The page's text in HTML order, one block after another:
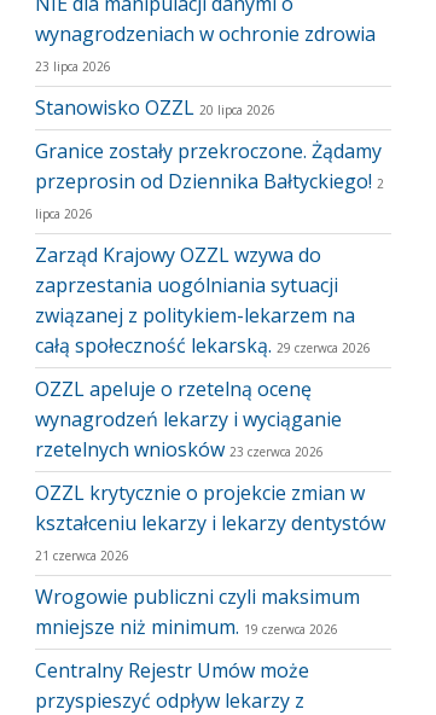
wynagrodzeniach w ochronie zdrowia
23 lipca 2026
Stanowisko OZZL 20 lipca 2026
Granice zostały przekroczone. Żądamy
przeprosin od Dziennika Bałtyckiego! 2
lipca 2026
Zarząd Krajowy OZZL wzywa do
zaprzestania uogólniania sytuacji
związanej z politykiem-lekarzem na
całą społeczność lekarską. 29 czerwca 2026
OZZL apeluje o rzetelną ocenę
wynagrodzeń lekarzy i wyciąganie
rzetelnych wniosków 23 czerwca 2026
OZZL krytycznie o projekcie zmian w
kształceniu lekarzy i lekarzy dentystów
21 czerwca 2026
Wrogowie publiczni czyli maksimum
mniejsze niż minimum. 19 czerwca 2026
Centralny Rejestr Umów może
przyspieszyć odpływ lekarzy z